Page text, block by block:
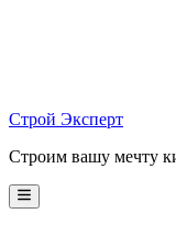
Строй Эксперт
Строим вашу мечту
Main
Menu